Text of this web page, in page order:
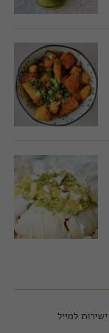
למייל